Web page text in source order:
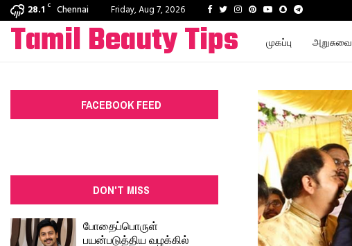
28.1 C Chennai Friday, Aug 7, 2026 Facebook
TwitterInstagram
PinterestYoutube
SnapchatTelegram
Tamil Beauty Tips முகப்பு அறுசுவை
FACEBOOK FEED
DON'T MISS
போதைப்பொருள்
பயன்படுத்திய வழக்கில்